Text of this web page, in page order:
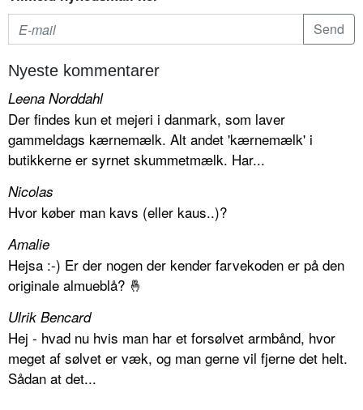
Nyeste kommentarer
Leena Norddahl
Der findes kun et mejeri i danmark, som laver
gammeldags kærnemælk. Alt andet 'kærnemælk' i
butikkerne er syrnet skummetmælk. Har...
Nicolas
Hvor køber man kavs (eller kaus..)?
Amalie
Hejsa :-) Er der nogen der kender farvekoden er på den
originale almueblå? 🤞
Ulrik Bencard
Hej - hvad nu hvis man har et forsølvet armbånd, hvor
meget af sølvet er væk, og man gerne vil fjerne det helt.
Sådan at det...